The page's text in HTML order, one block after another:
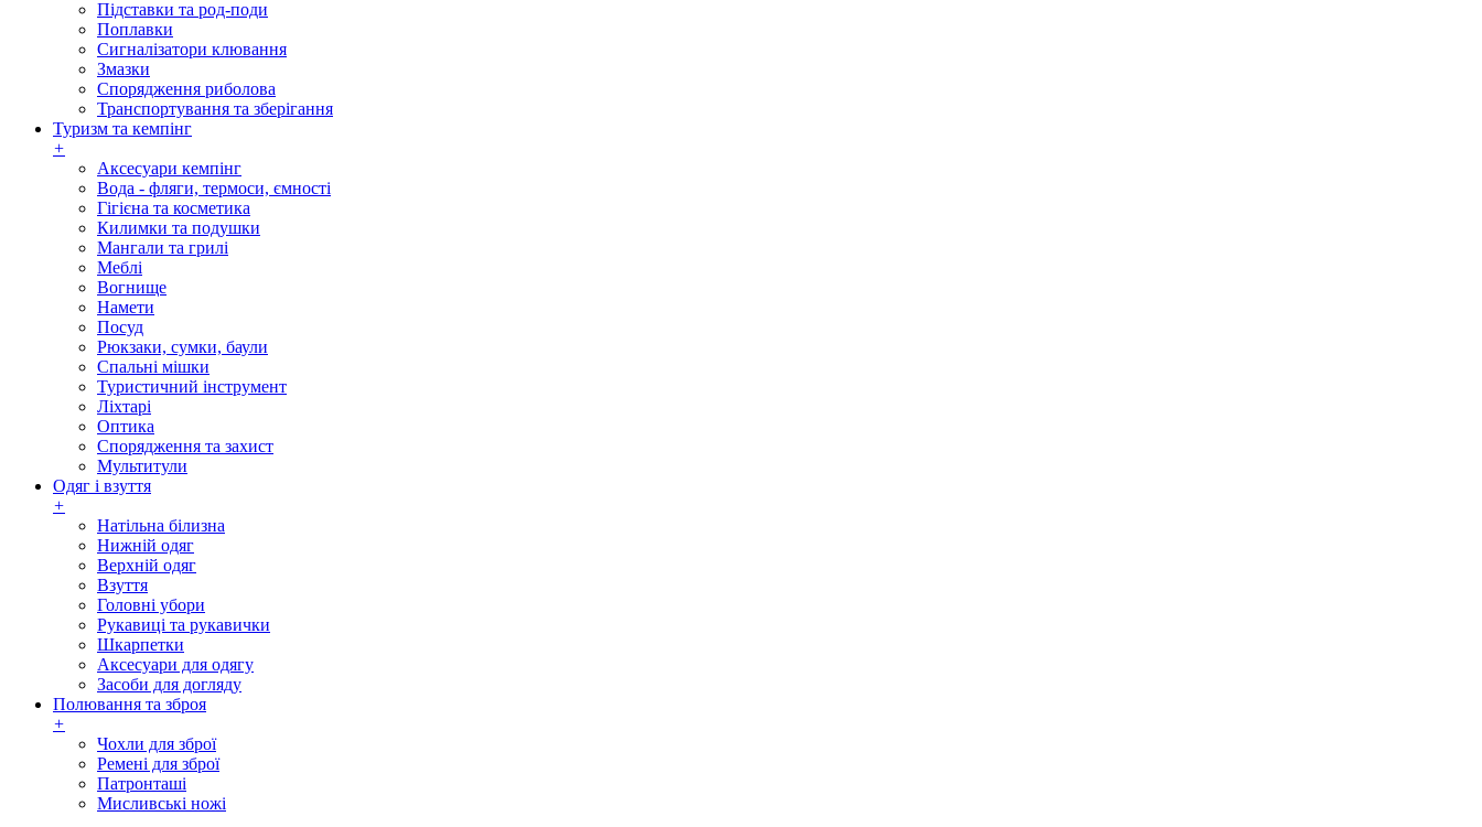
Підставки та род-поди
Поплавки
Сигналізатори клювання
Змазки
Спорядження риболова
Транспортування та зберігання
Туризм та кемпінг
+
Аксесуари кемпінг
Вода - фляги, термоси, ємності
Гігієна та косметика
Килимки та подушки
Мангали та грилі
Меблі
Вогнище
Намети
Посуд
Рюкзаки, сумки, баули
Спальні мішки
Туристичний інструмент
Ліхтарі
Оптика
Спорядження та захист
Мультитули
Одяг і взуття
+
Натільна білизна
Нижній одяг
Верхній одяг
Взуття
Головні убори
Рукавиці та рукавички
Шкарпетки
Аксесуари для одягу
Засоби для догляду
Полювання та зброя
+
Чохли для зброї
Ремені для зброї
Патронташі
Мисливські ножі